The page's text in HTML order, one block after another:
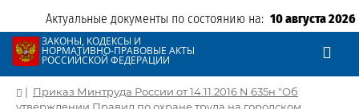
Актуальные документы по состоянию на: 10 августа 2026
ЗАКОНЫ, КОДЕКСЫ И
НОРМАТИВНО-ПРАВОВЫЕ АКТЫ
РОССИЙСКОЙ ФЕДЕРАЦИИ
| Приказ Минтруда России от 14.11.2016 N 635н "Об